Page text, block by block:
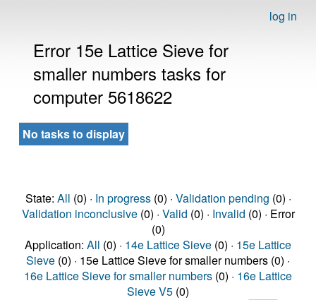
log in
Error 15e Lattice Sieve for
smaller numbers tasks for
computer 5618622
No tasks to display
State: All (0) · In progress(0) · Validation pending (0) ·
Validation inconclusive(0) · Valid (0) · Invalid (0) · Error
(0)
Application: All (0) · 14e Lattice Sieve (0) · 15e Lattice
Sieve (0) · 15e Lattice Sieve for smaller numbers (0) ·
16e Lattice Sieve for smaller numbers (0) · 16e Lattice
Sieve V5 (0)